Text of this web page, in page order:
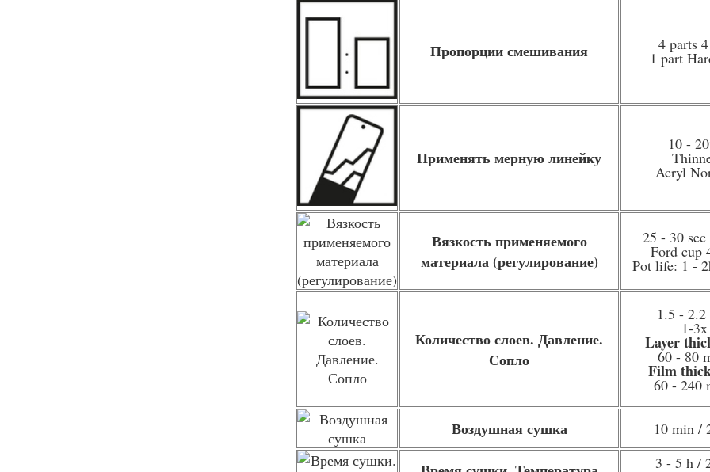
Пропорции смешивания 4 parts
1 part
Применять мерную линейку
10 -
Acryl
Вязкость применяемого
материала (регулирование)
25 - 30
Ford cup
Pot life: 1 -
Количество слоев. Давление.
Сопло
1.5 -
1-3x
Layer
60 - 80
Film
60 - 240
Воздушная сушка 10 min /
3 - 5 h /